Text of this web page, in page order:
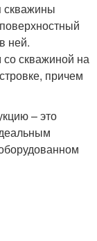
скважины
ней.
скважиной на
причем
– это